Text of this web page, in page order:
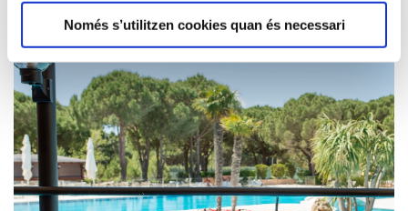
Només s’utilitzen cookies quan és necessari
Veure tots